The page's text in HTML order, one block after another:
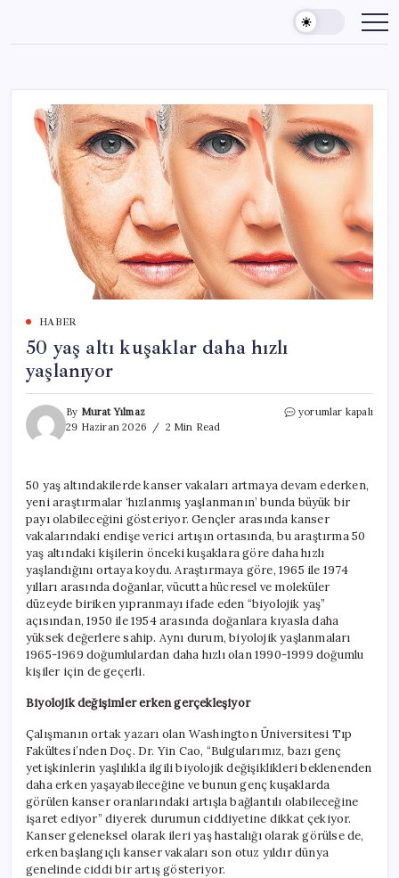
content
HABER
50 yaş altı kuşaklar daha hızlı
yaşlanıyor
By Murat Yılmaz
29 Haziran 2026
2 Min Read
50
hızlı
yaşlanıyor
için
yorumlar kapalı
50 yaş altındakilerde kanser vakaları artmaya devam ederken,
yeni araştırmalar ‘hızlanmış yaşlanmanın’ bunda büyük bir
payı olabileceğini gösteriyor. Gençler arasında kanser
vakalarındaki endişe verici artışın ortasında, bu araştırma 50
yaş altındaki kişilerin önceki kuşaklara göre daha hızlı
yaşlandığını ortaya koydu. Araştırmaya göre, 1965 ile 1974
yılları arasında doğanlar, vücutta hücresel ve moleküler
düzeyde biriken yıpranmayı ifade eden “biyolojik yaş”
açısından, 1950 ile 1954 arasında doğanlara kıyasla daha
yüksek değerlere sahip. Aynı durum, biyolojik yaşlanmaları
1965-1969 doğumlulardan daha hızlı olan 1990-1999 doğumlu
kişiler için de geçerli.
Biyolojik değişimler erken gerçekleşiyor
Çalışmanın ortak yazarı olan Washington Üniversitesi Tıp
Fakültesi’nden Doç. Dr. Yin Cao, “Bulgularımız, bazı genç
yetişkinlerin yaşlılıkla ilgili biyolojik değişiklikleri beklenenden
daha erken yaşayabileceğine ve bunun genç kuşaklarda
görülen kanser oranlarındaki artışla bağlantılı olabileceğine
işaret ediyor” diyerek durumun ciddiyetine dikkat çekiyor.
Kanser geleneksel olarak ileri yaş hastalığı olarak görülse de,
erken başlangıçlı kanser vakaları son otuz yıldır dünya
genelinde ciddi bir artış gösteriyor.